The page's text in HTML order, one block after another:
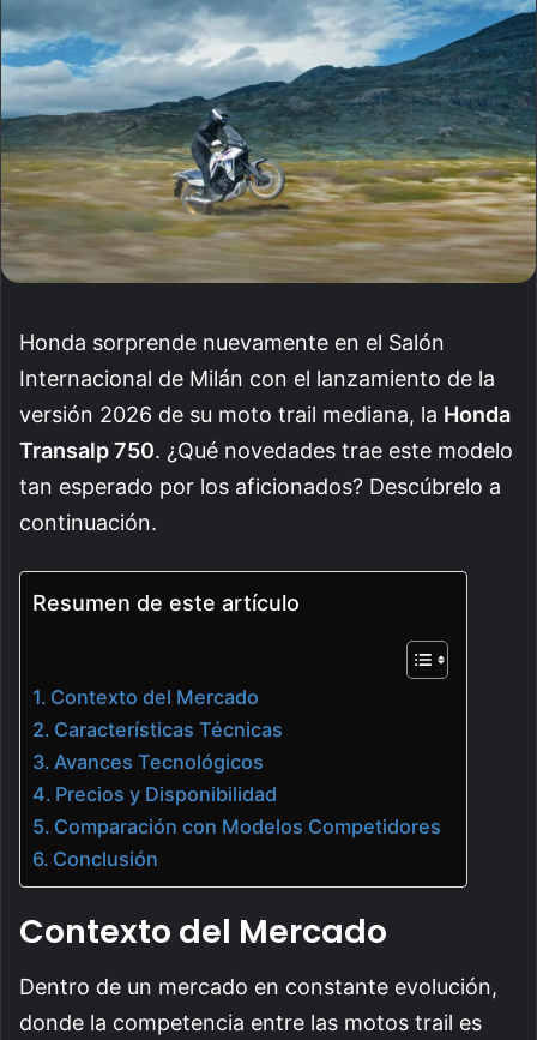
Honda sorprende nuevamente en el Salón
Internacional de Milán con el lanzamiento de la
versión 2026 de su moto trail mediana, la Honda
Transalp 750. ¿Qué novedades trae este modelo
tan esperado por los aficionados? Descúbrelo a
continuación.
Resumen de este artículo
Contexto del Mercado
Características Técnicas
Avances Tecnológicos
Precios y Disponibilidad
Comparación con Modelos Competidores
Conclusión
Contexto del Mercado
Dentro de un mercado en constante evolución,
donde la competencia entre las motos trail es